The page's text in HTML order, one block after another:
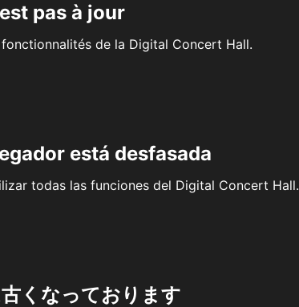
pas à jour
de la Digital Concert Hall.
está desfasada
todas las funciones del Digital Concert Hall.
くなっております